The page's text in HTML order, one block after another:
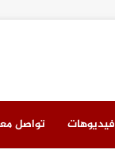
فيديوهات تواصل